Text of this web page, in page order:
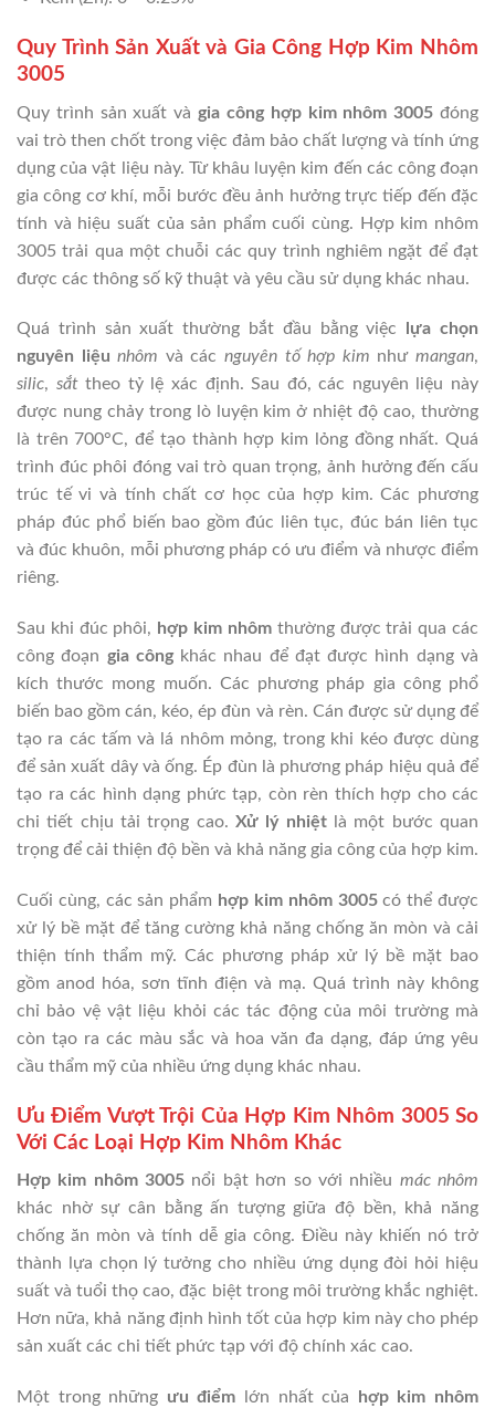
Quy Trình Sản Xuất và Gia Công Hợp Kim Nhôm
3005
Quy trình sản xuất vàgia công hợp kim nhôm 3005 đóng
vai trò then chốt trong việc đảm bảo chất lượng và tính ứng
dụng của vật liệu này. Từ khâu luyện kim đến các công đoạn
gia công cơ khí, mỗi bước đều ảnh hưởng trực tiếp đến đặc
tính và hiệu suất của sản phẩm cuối cùng. Hợp kim nhôm
3005 trải qua một chuỗi các quy trình nghiêm ngặt để đạt
được các thông số kỹ thuật và yêu cầu sử dụng khác nhau.
Quá trình sản xuất thường bắt đầu bằng việc
lựa chọn
nguyên liệu nhôm và cácnguyên tố hợp kim nhưmangan,
silic, sắttheo tỷ lệ xác định. Sau đó, các nguyên liệu này
được nung chảy trong lò luyện kim ở nhiệt độ cao, thường
là trên 700°C, để tạo thành hợp kim lỏng đồng nhất. Quá
trình đúc phôi đóng vai trò quan trọng, ảnh hưởng đến cấu
trúc tế vi và tính chất cơ học của hợp kim. Các phương
pháp đúc phổ biến bao gồm đúc liên tục, đúc bán liên tục
và đúc khuôn, mỗi phương pháp có ưu điểm và nhược điểm
riêng.
Sau khi đúc phôi, hợp kim nhômthường được trải qua các
công đoạn gia côngkhác nhau để đạt được hình dạng và
kích thước mong muốn. Các phương pháp gia công phổ
biến bao gồm cán, kéo, ép đùn và rèn. Cán được sử dụng để
tạo ra các tấm và lá nhôm mỏng, trong khi kéo được dùng
để sản xuất dây và ống. Ép đùn là phương pháp hiệu quả để
tạo ra các hình dạng phức tạp, còn rèn thích hợp cho các
chi tiết chịu tải trọng cao. Xử lý nhiệtlà một bước quan
trọng để cải thiện độ bền và khả năng gia công của hợp kim.
Cuối cùng, các sản phẩm hợp kim nhôm 3005có thể được
xử lý bề mặt để tăng cường khả năng chống ăn mòn và cải
thiện tính thẩm mỹ. Các phương pháp xử lý bề mặt bao
gồm anod hóa, sơn tĩnh điện và mạ. Quá trình này không
chỉ bảo vệ vật liệu khỏi các tác động của môi trường mà
còn tạo ra các màu sắc và hoa văn đa dạng, đáp ứng yêu
cầu thẩm mỹ của nhiều ứng dụng khác nhau.
Ưu Điểm Vượt Trội Của Hợp Kim Nhôm 3005 So
Với Các Loại Hợp Kim Nhôm Khác
Hợp kim nhôm 3005 nổi bật hơn so với nhiều mác nhôm
khác nhờ sự cân bằng ấn tượng giữa độ bền, khả năng
chống ăn mòn và tính dễ gia công. Điều này khiến nó trở
thành lựa chọn lý tưởng cho nhiều ứng dụng đòi hỏi hiệu
suất và tuổi thọ cao, đặc biệt trong môi trường khắc nghiệt.
Hơn nữa, khả năng định hình tốt của hợp kim này cho phép
sản xuất các chi tiết phức tạp với độ chính xác cao.
Một trong những ưu điểm lớn nhất của
hợp kim nhôm